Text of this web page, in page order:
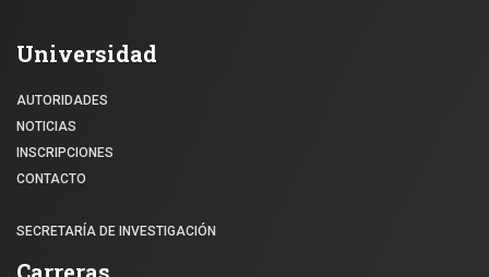
Universidad
AUTORIDADES
NOTICIAS
INSCRIPCIONES
CONTACTO
SECRETARÍA DE INVESTIGACIÓN